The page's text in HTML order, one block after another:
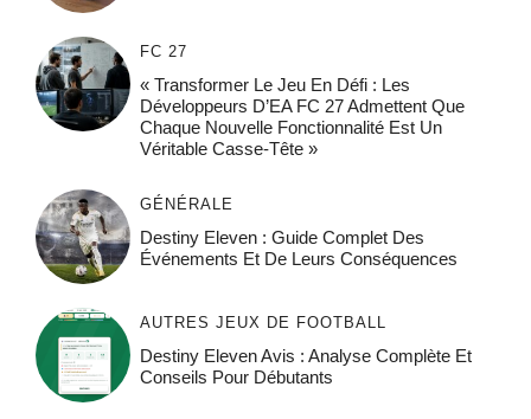
FC 27
« Transformer Le Jeu En Défi : Les
Développeurs D’EA FC 27 Admettent Que
Chaque Nouvelle Fonctionnalité Est Un
Véritable Casse-Tête »
GÉNÉRALE
Destiny Eleven : Guide Complet Des
Événements Et De Leurs Conséquences
AUTRES JEUX DE FOOTBALL
Destiny Eleven Avis : Analyse Complète Et
Conseils Pour Débutants